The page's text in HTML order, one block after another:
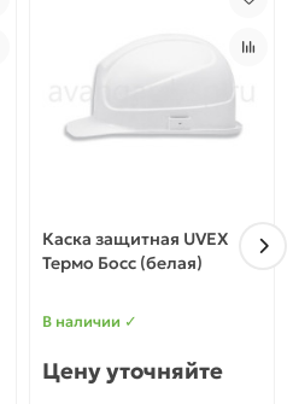
Каска защитная UVEX
Термо Босс (белая)
В наличии ✓
Цену уточняйте